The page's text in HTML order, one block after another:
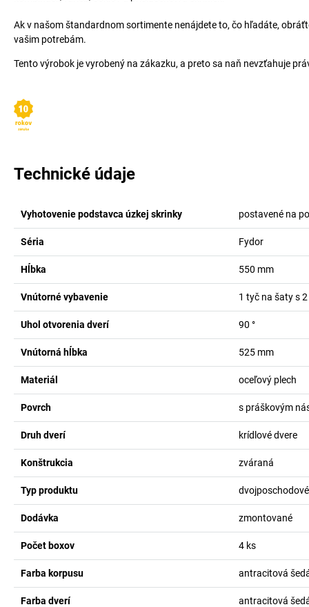
Ak v našom štandardnom sortimente nenájdete to, čo hľadáte,
vašim potrebám.
Tento výrobok je vyrobený na zákazku, a preto sa naň nevzťahuje
Technické údaje
Vyhotovenie podstavca úzkej skrinky postavené na
Séria Fydor
Hĺbka 550 mm
Vnútorné vybavenie 1 tyč na šaty s
Uhol otvorenia dverí 90 °
Vnútorná hĺbka 525 mm
Materiál oceľový plech
Povrch s práškovým
Druh dverí krídlové dvere
Konštrukcia zváraná
Typ produktu
Dodávka zmontované
Počet boxov 4 ks
Farba korpusu antracitová
Farba dverí antracitová